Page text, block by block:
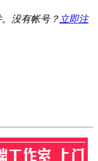
没有帐号？ 立即注